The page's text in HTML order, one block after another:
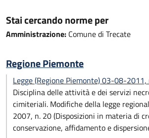
Stai cercando norme per
Amministrazione: Comune di Trecate
Regione Piemonte
Legge (Regione Piemonte) 03-08-2011,
Disciplina delle attività e dei servizi
cimiteriali. Modifiche della legge
2007, n. 20 (Disposizioni in materia di
conservazione, affidamento e